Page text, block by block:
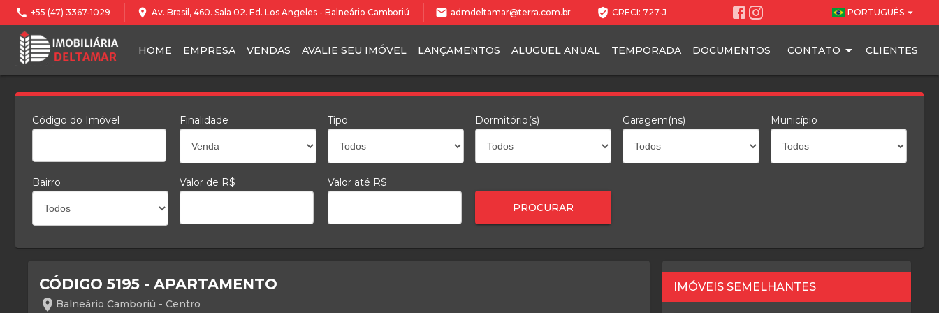
call +55 (47) 3367-1029 location_on Av. Brasil, 460. Sala 02. Ed. Los Angeles - Balneário Camboriú mail admdeltamar@terra.com.br verified_user CRECI: 727-J PORTUGUÊS arrow_drop_down
HOME EMPRESA VENDAS AVALIE SEU IMÓVEL LANÇAMENTOS ALUGUEL ANUAL TEMPORADA DOCUMENTOS CONTATO CLIENTES
Código do Imóvel Finalidade Tipo Dormitório(s) Garagem(ns) Município
Bairro Valor de R$ Valor até R$
CÓDIGO 5195 - APARTAMENTO
location_on Balneário Camboriú - Centro
IMÓVEIS SEMELHANTES